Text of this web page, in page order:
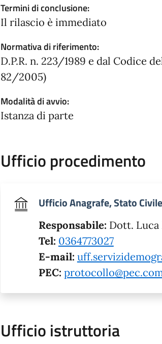
Termini di conclusione:
Il rilascio è immediato
Normativa di riferimento:
D.P.R. n. 223/1989 e dal Codice
82/2005)
Modalità di avvio:
Istanza di parte
Ufficio procedimento
Ufficio Anagrafe, Stato
Responsabile: Dott. Luca
Tel: 0364773027
E-mail:
PEC:
Ufficio istruttoria